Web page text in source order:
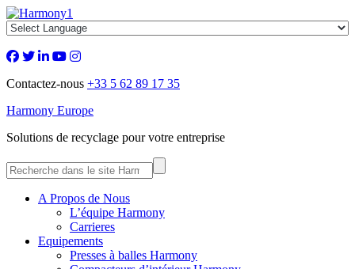
Contactez-nous +33 5 62 89 17 35
Harmony Europe
Solutions de recyclage pour votre entreprise
A Propos de Nous
L’équipe Harmony
Carrieres
Equipements
Presses à balles Harmony